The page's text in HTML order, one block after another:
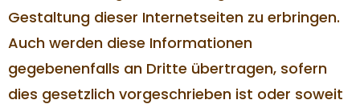
Gestaltung dieser Internetseiten zu erbringen.
Auch werden diese Informationen
gegebenenfalls an Dritte übertragen, sofern
dies gesetzlich vorgeschrieben ist oder soweit